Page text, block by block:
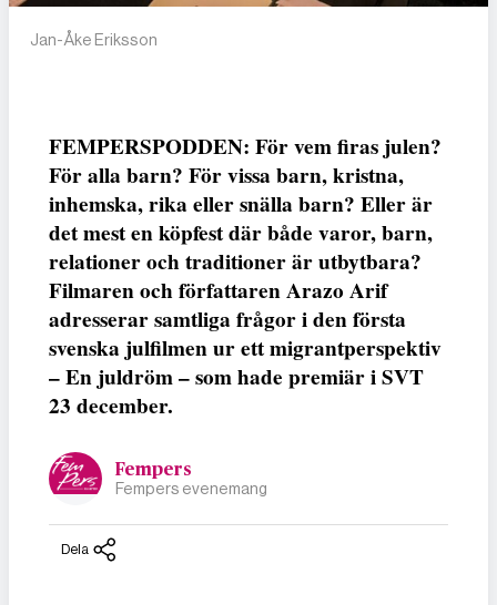
Jan-Åke Eriksson
FEMPERSPODDEN: För vem firas julen?
För alla barn? För vissa barn, kristna,
inhemska, rika eller snälla barn? Eller är
det mest en köpfest där både varor, barn,
relationer och traditioner är utbytbara?
Filmaren och författaren Arazo Arif
adresserar samtliga frågor i den första
svenska julfilmen ur ett migrantperspektiv
– En juldröm – som hade premiär i SVT
23 december.
Fempers
Fempers evenemang
Dela